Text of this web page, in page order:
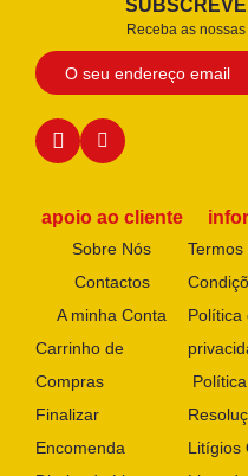
Receba as
apoio ao cliente
Sobre Nós
Contactos
A minha Conta
Carrinho de
Compras
Finalizar
Encomenda
Termos
Política
Litígios